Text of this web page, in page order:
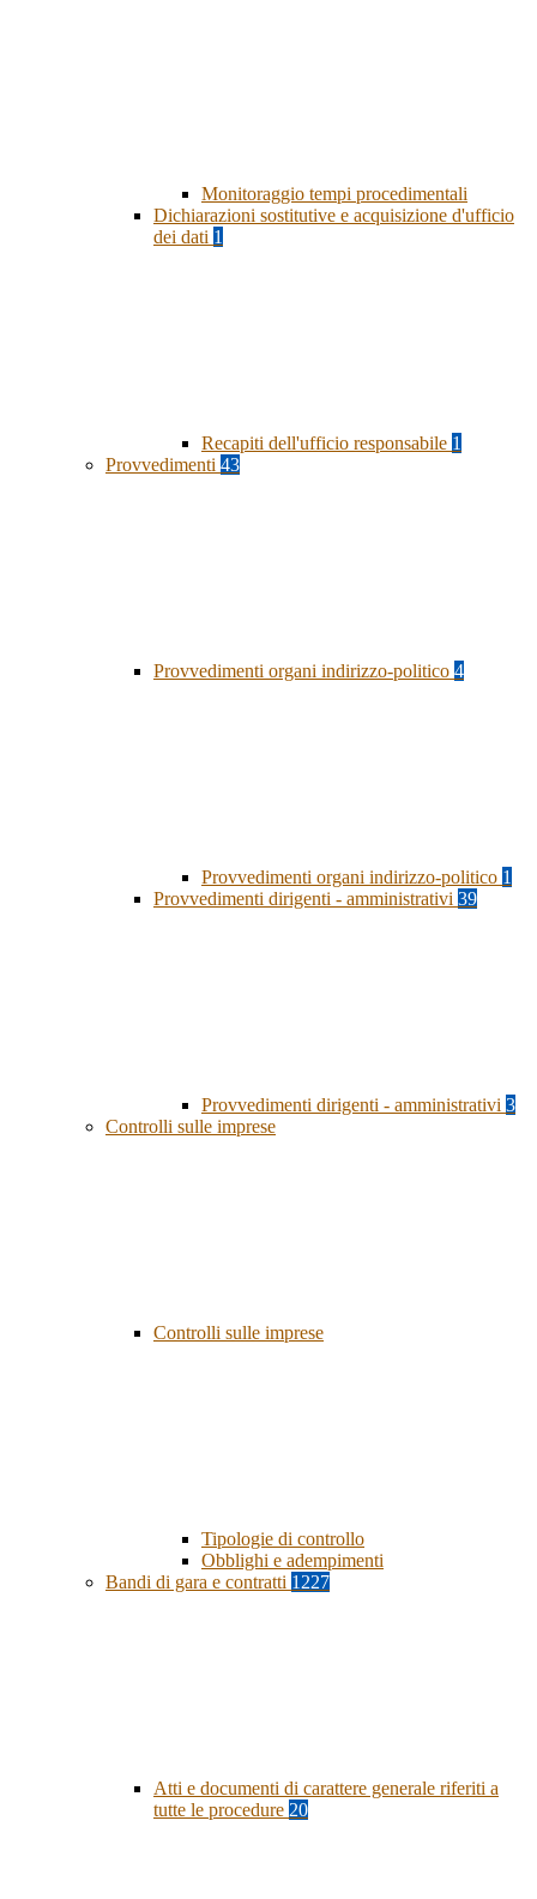
Monitoraggio tempi procedimentali
Dichiarazioni sostitutive e acquisizione d'ufficio
dei dati 1
Recapiti dell'ufficio responsabile 1
Provvedimenti 43
Provvedimenti organi indirizzo-politico 4
Provvedimenti organi indirizzo-politico 1
Provvedimenti dirigenti - amministrativi 39
Provvedimenti dirigenti - amministrativi 3
Controlli sulle imprese
Controlli sulle imprese
Tipologie di controllo
Obblighi e adempimenti
Bandi di gara e contratti 1227
Atti e documenti di carattere generale riferiti a
tutte le procedure 20